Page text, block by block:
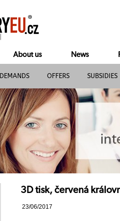
About us News
DEMANDS OFFERS SUBSIDIES
3D tisk, červená
23/06/2017